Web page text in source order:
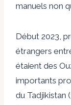
manuels non
Début 2023,
étrangers
étaient des
importants
du Tadjikistan